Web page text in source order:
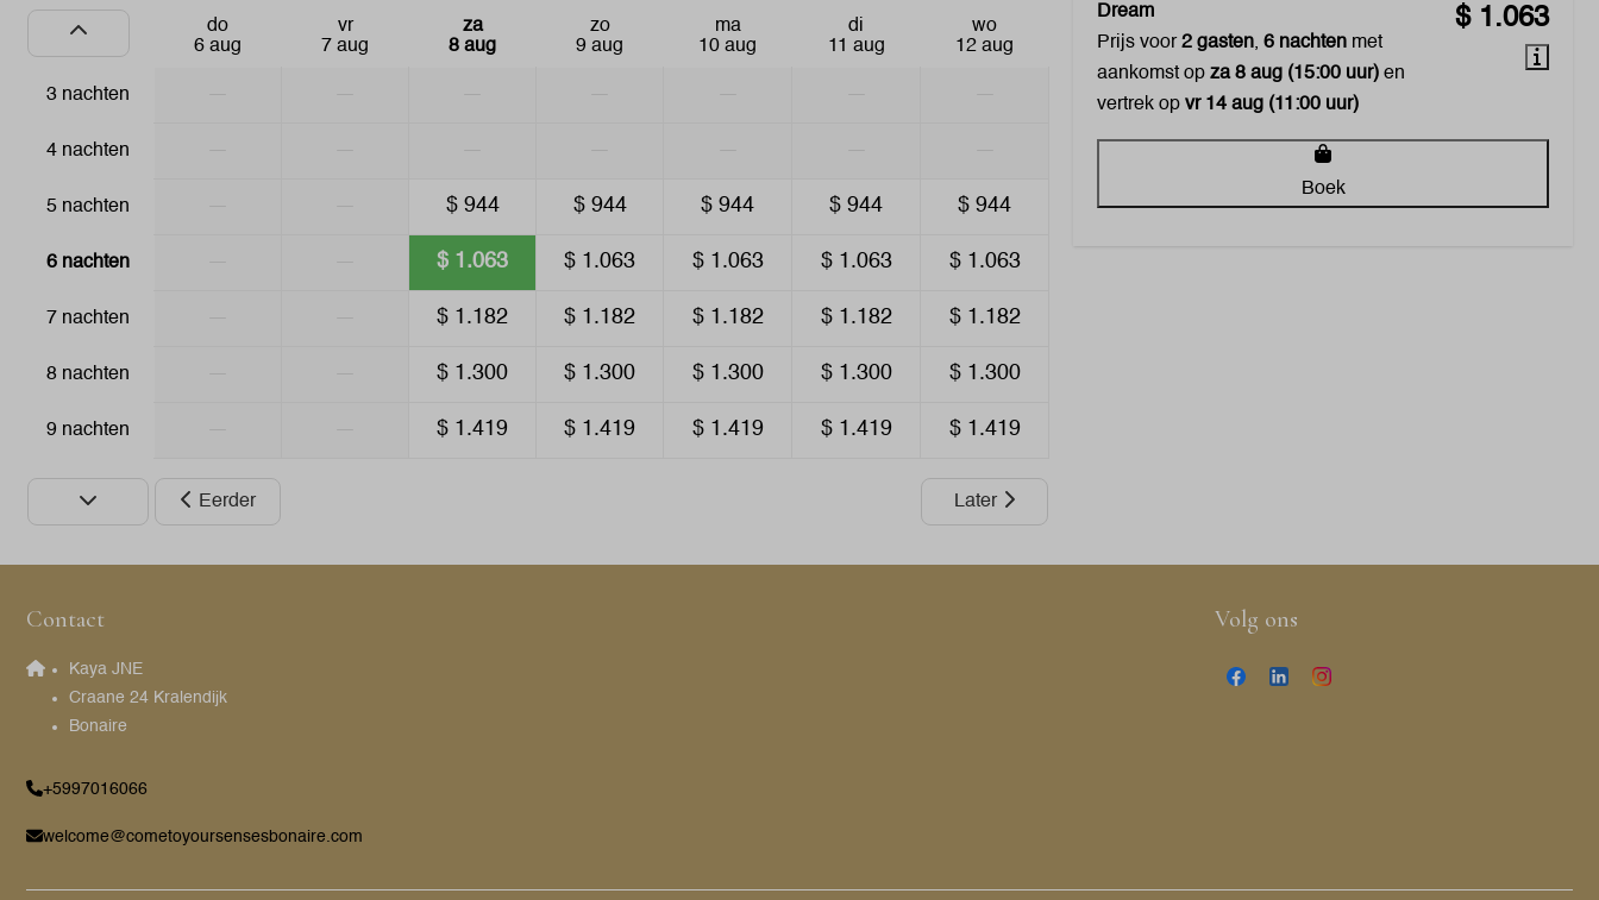
Familie/Kinderen
do
6 aug
vr
7 aug
za
8 aug
zo
9 aug
ma
10 aug
di
11 aug
wo
12 aug
3 nachten
4 nachten
5 nachten $ 944 $ 944 $ 944 $ 944 $ 944
6 nachten $ 1.063 $ 1.063 $ 1.063 $ 1.063 $ 1.063
7 nachten $ 1.182 $ 1.182 $ 1.182 $ 1.182 $ 1.182
8 nachten $ 1.300 $ 1.300 $ 1.300 $ 1.300 $ 1.300
9 nachten $ 1.419 $ 1.419 $ 1.419 $ 1.419 $ 1.419
Eerder Later
$ 1.063
Dream
Prijs voor2 gasten, 6 nachten met
aankomst op za 8 aug (15:00 uur) en
vertrek op vr 14 aug (11:00 uur)
Boek
Contact
Kaya JNE
Craane 24 Kralendijk
Bonaire
+5997016066
welcome@cometoyoursensesbonaire.com
Volg ons